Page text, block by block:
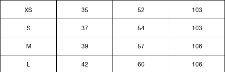
XS 35 52 103
S 37 54 103
M 39 57 106
L 42 60 106